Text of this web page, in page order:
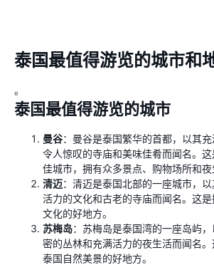
泰国最值得游览的城市和
。
泰国最值得游览的城市
曼谷：曼谷是泰国繁华的首都，以其充
令人惊叹的寺庙和美味佳肴而闻名。
佳城市，拥有众多景点、购物场所和夜
清迈：清迈是泰国北部的一座城市，
活力的文化和古老的寺庙而闻名。这
文化的好地方。
苏梅岛：苏梅岛是泰国湾的一座岛屿
密的丛林和充满活力的夜生活而闻名
泰国自然美景的好地方。